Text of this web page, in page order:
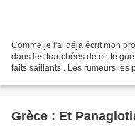
Comme je l'ai déjà écrit mon
dans les tranchées de cette
faits saillants . Les rumeurs les
Grèce : Et